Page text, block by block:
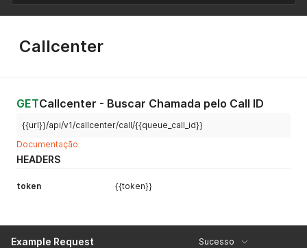
Callcenter
GETCallcenter - Buscar Chamada pelo Call ID
{{url}}/api/v1/callcenter/call/{{queue_call_id}}
Documentação
HEADERS
token {{token}}
Example Request Sucesso